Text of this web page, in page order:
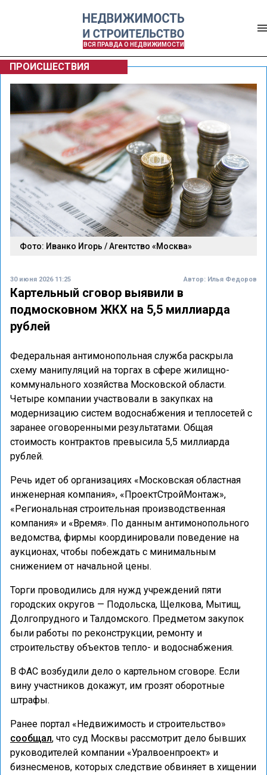
ВСЯ ПРАВДА О НЕДВИЖИМОСТИ
ПРОИСШЕСТВИЯ
Фото: Иванко Игорь / Агентство «Москва»
30 июня 2026 11:25 Автор: Илья Федоров
Картельный сговор выявили в
подмосковном ЖКХ на 5,5 миллиарда
рублей
Федеральная антимонопольная служба раскрыла
схему манипуляций на торгах в сфере жилищно-
коммунального хозяйства Московской области.
Четыре компании участвовали в закупках на
модернизацию систем водоснабжения и теплосетей с
заранее оговоренными результатами. Общая
стоимость контрактов превысила 5,5 миллиарда
рублей.
Речь идет об организациях «Московская областная
инженерная компания», «ПроектСтройМонтаж»,
«Региональная строительная производственная
компания» и «Время». По данным антимонопольного
ведомства, фирмы координировали поведение на
аукционах, чтобы побеждать с минимальным
снижением от начальной цены.
Торги проводились для нужд учреждений пяти
городских округов — Подольска, Щелкова, Мытищ,
Долгопрудного и Талдомского. Предметом закупок
были работы по реконструкции, ремонту и
строительству объектов тепло- и водоснабжения.
В ФАС возбудили дело о картельном сговоре. Если
вину участников докажут, им грозят оборотные
штрафы.
Ранее портал «Недвижимость и строительство»
сообщал, что суд Москвы рассмотрит дело бывших
руководителей компании «Уралвоенпроект» и
бизнесменов, которых следствие обвиняет в хищении